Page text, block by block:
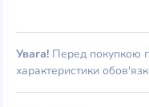
Увага! Перед покупкою
характеристики